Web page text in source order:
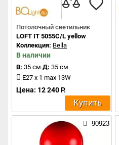
Потолочный светильник
LOFT IT 5055C/L yellow
Коллекция: Bella
В наличии
В: 35 см Д: 35 см
E27 x 1 max 13W
Цена: 12 240 Р.
Купить
90923